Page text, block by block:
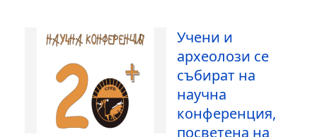
Учени и
археолози се
събират на
научна
конференция,
посветена на